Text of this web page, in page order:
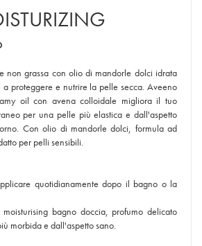
non grassa con olio di mandorle dolci idrata
proteggere e nutrire la pelle secca. Aveeno
oil con avena colloidale migliora il tuo
per una pelle più elastica e dall'aspetto
Con olio di mandorle dolci, formula ad
per pelli sensibili.
quotidianamente dopo il bagno o la
bagno doccia, profumo delicato
morbida e dall'aspetto sano.